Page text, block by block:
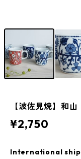
【波佐見焼】和
¥2,750
International